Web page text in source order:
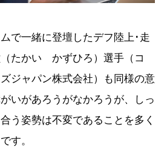
で一緒に登壇したデフ陸上･走
たかい かずひろ）選手（コ
ジャパン株式会社）も同様の意
いがあろうがなかろうが、しっ
う姿勢は不変であることを多く
す。